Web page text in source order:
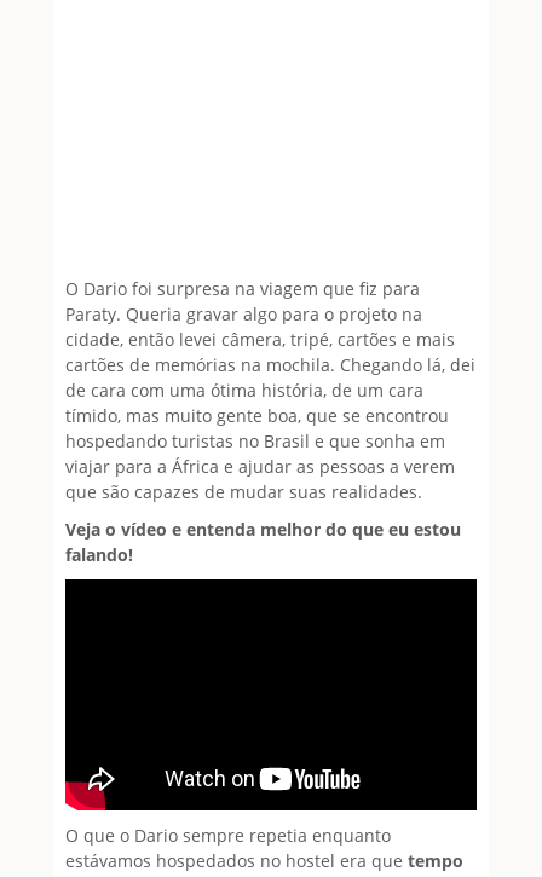
O Dario foi surpresa na viagem que fiz para
Paraty. Queria gravar algo para o projeto na
cidade, então levei câmera, tripé, cartões e mais
cartões de memórias na mochila. Chegando lá, dei
de cara com uma ótima história, de um cara
tímido, mas muito gente boa, que se encontrou
hospedando turistas no Brasil e que sonha em
viajar para a África e ajudar as pessoas a verem
que são capazes de mudar suas realidades.
Veja o vídeo e entenda melhor do que eu estou
falando!
O que o Dario sempre repetia enquanto
estávamos hospedados no hostel era que tempo